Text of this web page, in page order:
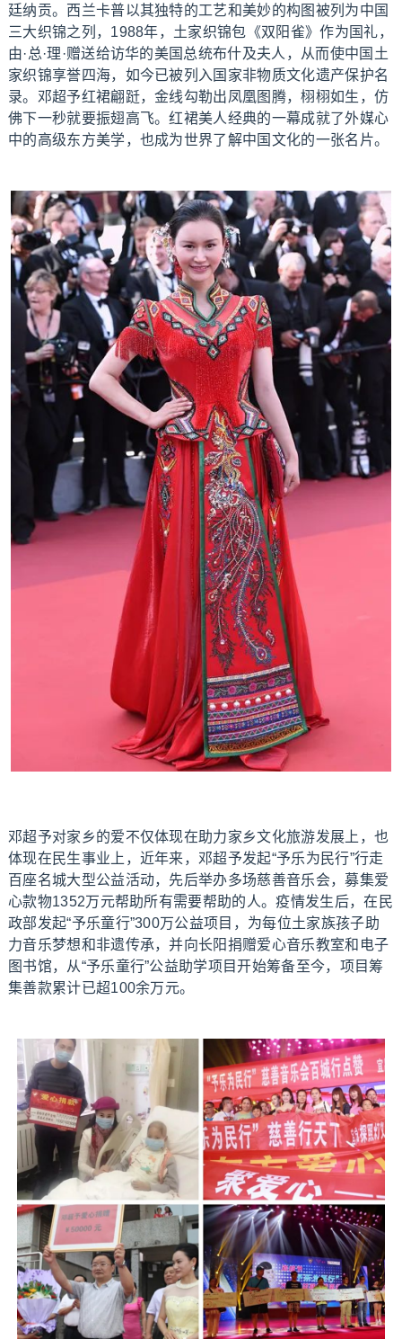
廷纳贡。西兰卡普以其独特的工艺和美妙的构图被列为中国
三大织锦之列，1988年，土家织锦包《双阳雀》作为国礼，
由·总·理·赠送给访华的美国总统布什及夫人，从而使中国土
家织锦享誉四海，如今已被列入国家非物质文化遗产保护名
录。邓超予红裙翩跹，金线勾勒出凤凰图腾，栩栩如生，仿
佛下一秒就要振翅高飞。红裙美人经典的一幕成就了外媒心
中的高级东方美学，也成为世界了解中国文化的一张名片。
邓超予对家乡的爱不仅体现在助力家乡文化旅游发展上，也
体现在民生事业上，近年来，邓超予发起“予乐为民行”行走
百座名城大型公益活动，先后举办多场慈善音乐会，募集爱
心款物1352万元帮助所有需要帮助的人。疫情发生后，在民
政部发起“予乐童行”300万公益项目，为每位土家族孩子助
力音乐梦想和非遗传承，并向长阳捐赠爱心音乐教室和电子
图书馆，从“予乐童行”公益助学项目开始筹备至今，项目筹
集善款累计已超100余万元。